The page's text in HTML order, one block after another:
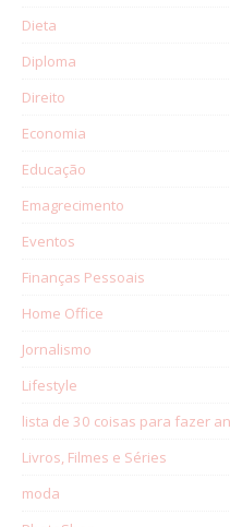
Dieta
Diploma
Direito
Economia
Educação
Emagrecimento
Eventos
Finanças Pessoais
Home Office
Jornalismo
Lifestyle
lista de 30 coisas para fazer
Livros, Filmes e Séries
moda